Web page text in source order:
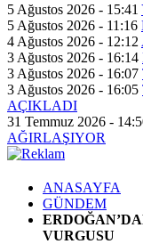
5 Ağustos 2026 - 15:41
5 Ağustos 2026 - 11:16
4 Ağustos 2026 - 12:12
3 Ağustos 2026 - 16:14
3 Ağustos 2026 - 16:07
3 Ağustos 2026 - 16:05
AÇIKLADI
31 Temmuz 2026 -
AĞIRLAŞIYOR
ANASAYFA
GÜNDEM
VURGUSU